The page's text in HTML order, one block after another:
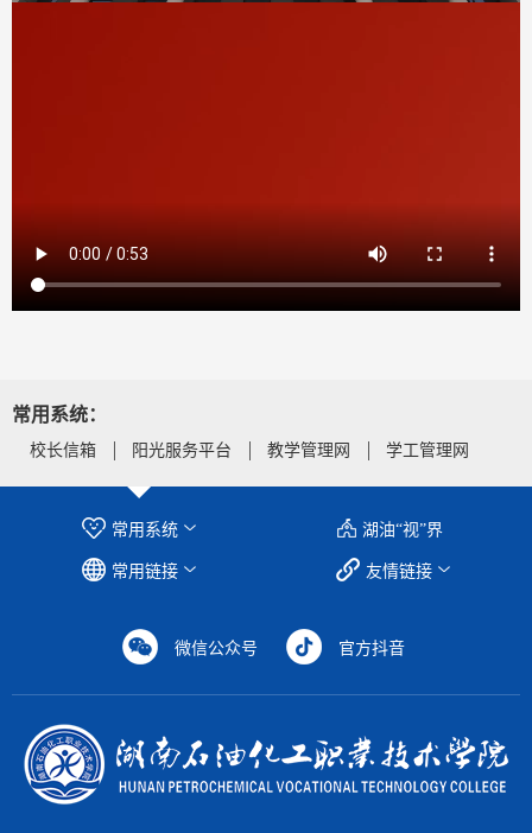
常用系统：
校长信箱 阳光服务平台 教学管理网 学工管理网
湖油“视”界
常用系统
友情链接
常用链接
微信公众号 官方抖音